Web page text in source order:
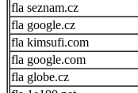
seznam.cz
google.cz
kimsufi.com
google.com
globe.cz